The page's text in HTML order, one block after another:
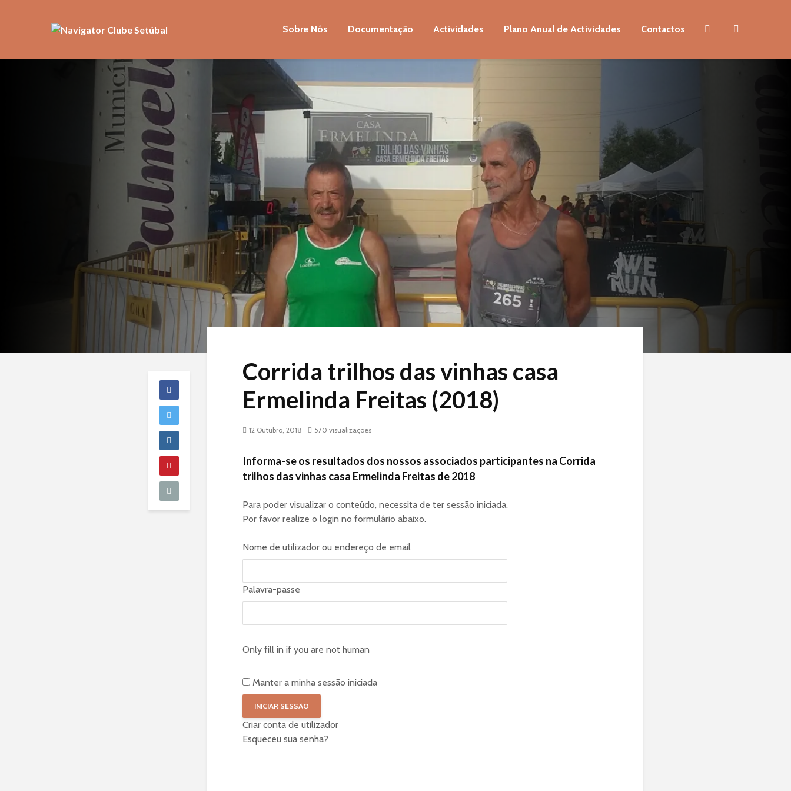
Sobre Nós Documentação Actividades Plano Anual de Actividades Contactos
Corrida trilhos das vinhas casa
Ermelinda Freitas (2018)
12 Outubro, 2018 570 visualizações
Informa-se os resultados dos nossos associados participantes na Corrida
trilhos das vinhas casa Ermelinda Freitas de 2018
Para poder visualizar o conteúdo, necessita de ter sessão iniciada.
Por favor realize o login no formulário abaixo.
Nome de utilizador ou endereço de email
Palavra-passe
Only fill in if you are not human
Manter a minha sessão iniciada
Criar conta de utilizador
Esqueceu sua senha?